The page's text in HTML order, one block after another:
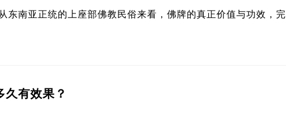
东南亚正统的上座部佛教民俗来看，佛牌的真正价值与功效，完
有效果？